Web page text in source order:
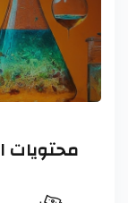
محتويات